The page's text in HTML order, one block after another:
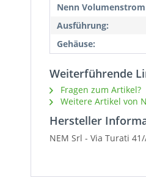
Nenn Volumenstrom
Ausführung:
Gehäuse:
Weiterführende
Fragen zum Artikel?
Weitere Artikel von
Hersteller
NEM Srl - Via Turati